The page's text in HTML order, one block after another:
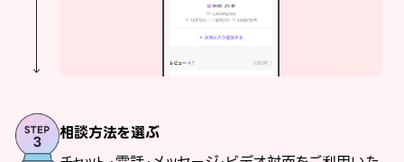
相談方法を選ぶ